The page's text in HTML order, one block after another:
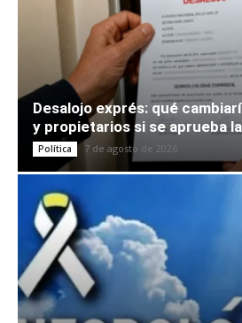
Desalojo exprés: qué
y propietarios si se aprueba
Política 7 de agosto de 2026